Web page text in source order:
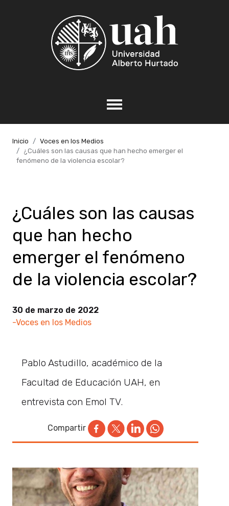
Inicio
Voces en los Medios
¿Cuáles son las causas que han hecho emerger el
fenómeno de la violencia escolar?
¿Cuáles son las causas
que han hecho
emerger el fenómeno
de la violencia escolar?
30 de marzo de 2022
-Voces en los Medios
Pablo Astudillo, académico de la
Facultad de Educación UAH, en
entrevista con Emol TV.
Compartir